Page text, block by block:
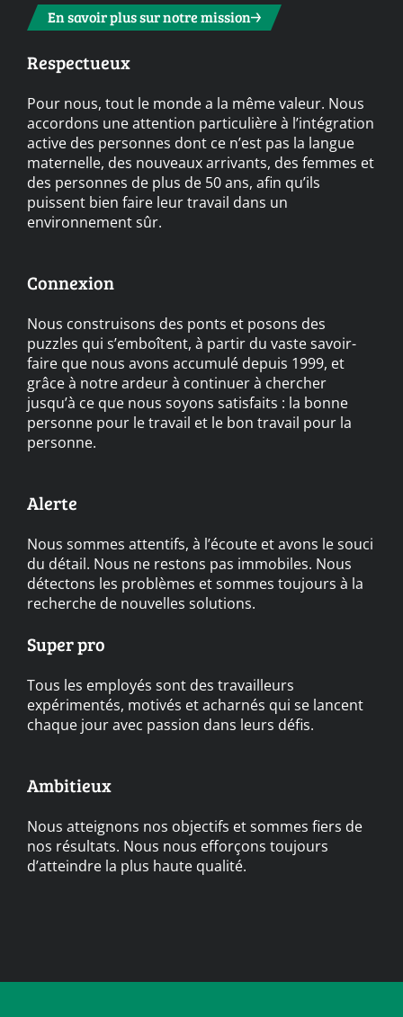
En savoir plus sur notre mission
Respectueux
Pour nous, tout le monde a la même valeur. Nous
accordons une attention particulière à l’intégration
active des personnes dont ce n’est pas la langue
maternelle, des nouveaux arrivants, des femmes et
des personnes de plus de 50 ans, afin qu’ils
puissent bien faire leur travail dans un
environnement sûr.
Connexion
Nous construisons des ponts et posons des
puzzles qui s’emboîtent, à partir du vaste savoir-
faire que nous avons accumulé depuis 1999, et
grâce à notre ardeur à continuer à chercher
jusqu’à ce que nous soyons satisfaits : la bonne
personne pour le travail et le bon travail pour la
personne.
Alerte
Nous sommes attentifs, à l’écoute et avons le souci
du détail. Nous ne restons pas immobiles. Nous
détectons les problèmes et sommes toujours à la
recherche de nouvelles solutions.
Super pro
Tous les employés sont des travailleurs
expérimentés, motivés et acharnés qui se lancent
chaque jour avec passion dans leurs défis.
Ambitieux
Nous atteignons nos objectifs et sommes fiers de
nos résultats. Nous nous efforçons toujours
d’atteindre la plus haute qualité.